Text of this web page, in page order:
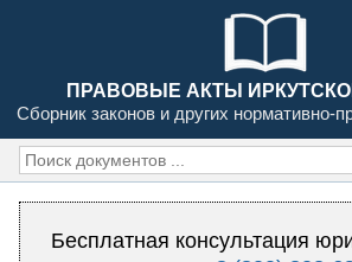
ПРАВОВЫЕ АКТЫ
Сборник законов и других нормативно-
Бесплатная консультация